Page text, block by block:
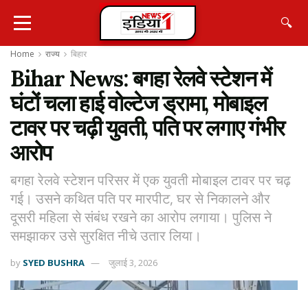
🔍
Home राज्य बिहार
Bihar News: बगहा रेलवे स्टेशन में
घंटों चला हाई वोल्टेज ड्रामा, मोबाइल
टावर पर चढ़ी युवती, पति पर लगाए गंभीर
आरोप
बगहा रेलवे स्टेशन परिसर में एक युवती मोबाइल टावर पर चढ़
गई। उसने कथित पति पर मारपीट, घर से निकालने और
दूसरी महिला से संबंध रखने का आरोप लगाया। पुलिस ने
समझाकर उसे सुरक्षित नीचे उतार लिया।
by SYED BUSHRA जुलाई 3, 2026